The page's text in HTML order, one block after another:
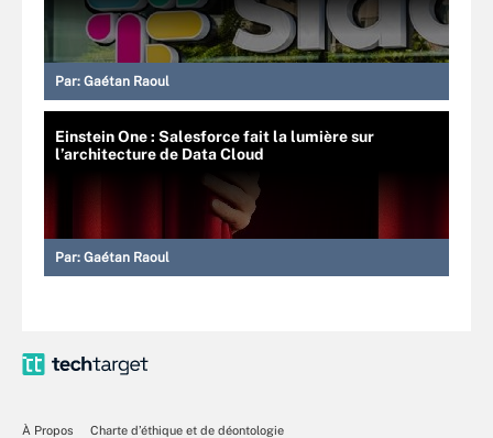
Par: Gaétan Raoul
Einstein One : Salesforce fait la lumière sur
l’architecture de Data Cloud
Par: Gaétan Raoul
À Propos
Charte d’éthique et de déontologie